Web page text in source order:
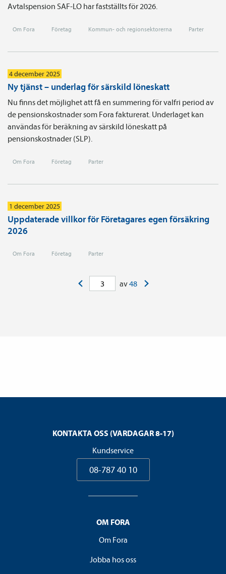
Avtalspension SAF-LO har fastställts för 2026.
Om Fora Företag Kommun- och regionsektorerna Parter
4 december 2025
Ny tjänst – underlag för särskild löneskatt
Nu finns det möjlighet att få en summering för valfri period av
de pensionskostnader som Fora fakturerat. Underlaget kan
användas för beräkning av särskild löneskatt på
pensionskostnader (SLP).
Om Fora Företag Parter
1 december 2025
Uppdaterade villkor för Företagares egen försäkring
2026
Om Fora Företag Parter
av48
KONTAKTA OSS (VARDAGAR 8-17)
Kundservice
08-787 40 10
OM FORA
Om Fora
Jobba hos oss